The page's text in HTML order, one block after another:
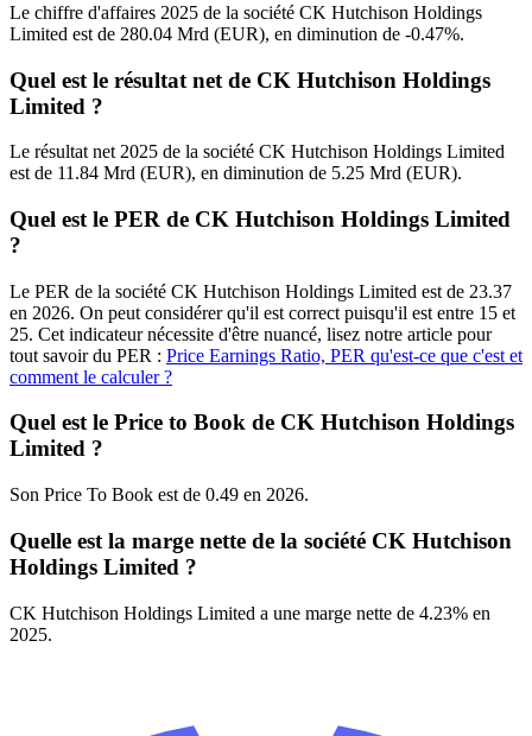
Le chiffre d'affaires 2025 de la société CK Hutchison Holdings
Limited est de 280.04 Mrd (EUR), en diminution de -0.47%.
Quel est le résultat net de CK Hutchison Holdings
Limited ?
Le résultat net 2025 de la société CK Hutchison Holdings Limited
est de 11.84 Mrd (EUR), en diminution de 5.25 Mrd (EUR).
Quel est le PER de CK Hutchison Holdings Limited
?
Le PER de la société CK Hutchison Holdings Limited est de 23.37
en 2026. On peut considérer qu'il est correct puisqu'il est entre 15 et
25. Cet indicateur nécessite d'être nuancé, lisez notre article pour
tout savoir du PER : Price Earnings Ratio, PER qu'est-ce que c'est et
comment le calculer ?
Quel est le Price to Book de CK Hutchison Holdings
Limited ?
Son Price To Book est de 0.49 en 2026.
Quelle est la marge nette de la société CK Hutchison
Holdings Limited ?
CK Hutchison Holdings Limited a une marge nette de 4.23% en
2025.